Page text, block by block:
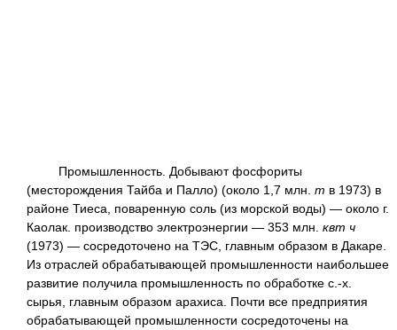
Промышленность. Добывают фосфориты
(месторождения Тайба и Палло) (около 1,7 млн. т в 1973) в
районе Тиеса, поваренную соль (из морской воды) — около г.
Каолак. производство электроэнергии — 353 млн. квт ч
(1973) — сосредоточено на ТЭС, главным образом в Дакаре.
Из отраслей обрабатывающей промышленности наибольшее
развитие получила промышленность по обработке с.-х.
сырья, главным образом арахиса. Почти все предприятия
обрабатывающей промышленности сосредоточены на